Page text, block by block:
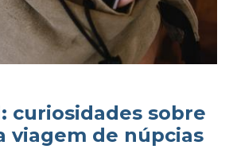
curiosidades sobre
viagem de núpcias